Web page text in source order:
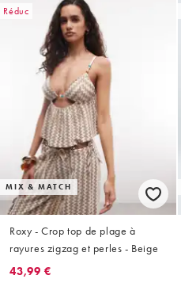
Réduc
MIX & MATCH
Roxy - Crop top de plage à
rayures zigzag et perles - Beige
43,99 €